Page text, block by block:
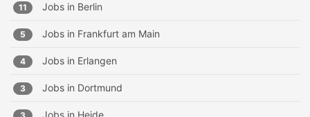
11 Jobs in Berlin
5 Jobs in Frankfurt am Main
4 Jobs in Erlangen
3 Jobs in Dortmund
Jobs in Heide